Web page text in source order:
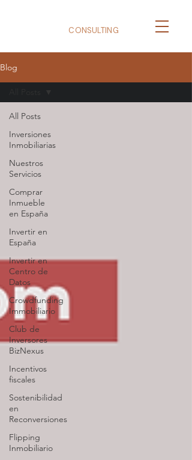
CONSULTING
Blog
All Posts
Inversiones
Inmobiliarias
Nuestros
Servicios
Comprar
Inmueble
en España
Invertir en
España
Invertir en
Centro de
Datos
Crowdfunding
Immobiliario
Club de
Inversores
BizNexus
Incentivos
fiscales
Sostenibilidad
en
Reconversiones
Flipping
Inmobiliario